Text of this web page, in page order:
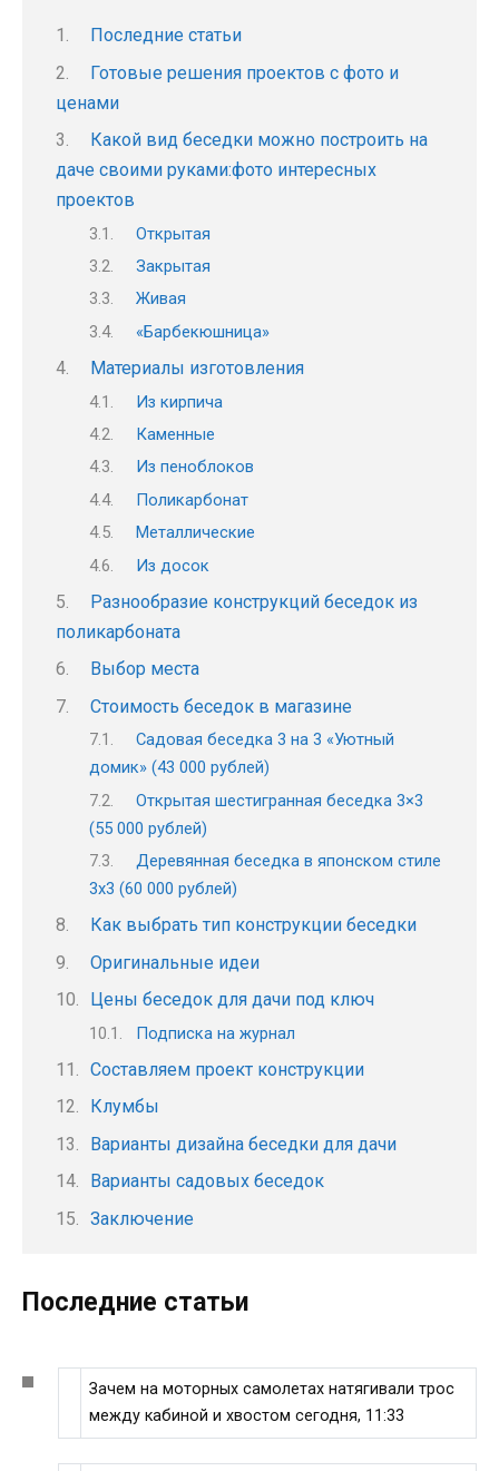
Последние статьи
Готовые решения проектов с фото и
ценами
Какой вид беседки можно построить на
даче своими руками:фото интересных
проектов
Открытая
Закрытая
Живая
«Барбекюшница»
Материалы изготовления
Из кирпича
Каменные
Из пеноблоков
Поликарбонат
Металлические
Из досок
Разнообразие конструкций беседок из
поликарбоната
Выбор места
Стоимость беседок в магазине
Садовая беседка 3 на 3 «Уютный
домик» (43 000 рублей)
Открытая шестигранная беседка 3×3
(55 000 рублей)
Деревянная беседка в японском стиле
3х3 (60 000 рублей)
Как выбрать тип конструкции беседки
Оригинальные идеи
Цены беседок для дачи под ключ
Подписка на журнал
Составляем проект конструкции
Клумбы
Варианты дизайна беседки для дачи
Варианты садовых беседок
Заключение
Последние статьи
Зачем на моторных самолетах натягивали трос
между кабиной и хвостом сегодня, 11:33